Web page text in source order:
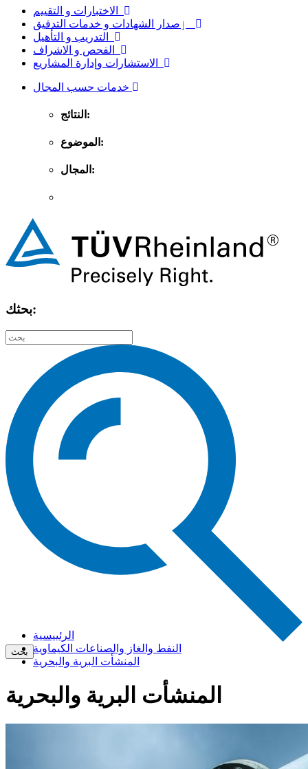
النتائج:
الموضوع:
المجال:
بحثك:
بحث
الرئييسية
النفط والغاز والصناعات الكيماوية
المنشأت البرية والبحرية
المنشأت البرية والبحرية